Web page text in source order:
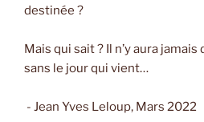
destinée ?
Mais qui sait ? Il n’y aura
sans le jour qui vient…
- Jean Yves Leloup, Mars 2022